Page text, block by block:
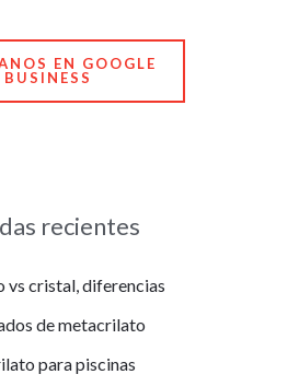
EN GOOGLE
BUSINESS
recientes
cristal, diferencias
de metacrilato
para piscinas